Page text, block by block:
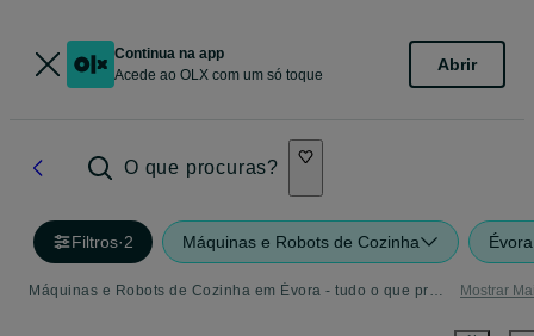
Continua na app
Acede ao OLX com um só toque
Abrir
O que procuras?
Filtros·2 Máquinas e Robots de Cozinha Évora
Máquinas e Robots de Cozinha em Évora - tudo o que precisa Mostrar